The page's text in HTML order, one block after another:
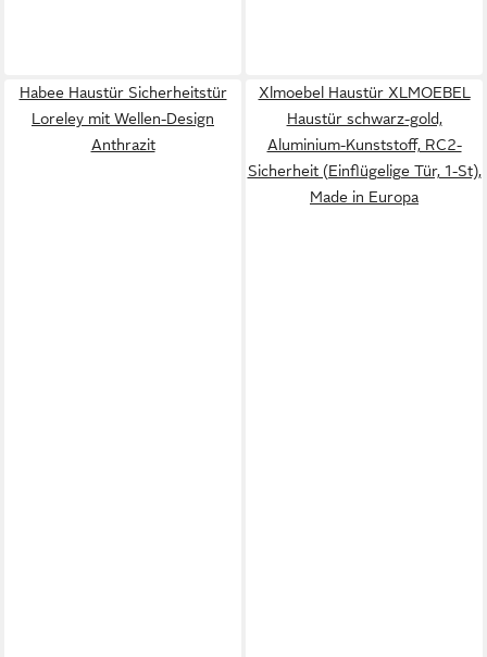
Habee Haustür Sicherheitstür
Loreley mit Wellen-Design
Anthrazit
Xlmoebel Haustür XLMOEBEL
Haustür schwarz-gold,
Aluminium-Kunststoff, RC2-
Sicherheit (Einflügelige Tür, 1-St),
Made in Europa